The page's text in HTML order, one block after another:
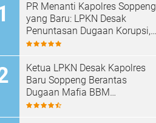
PR Menanti Kapolres Soppeng
yang Baru: LPKN Desak
Penuntasan Dugaan Korupsi,
Rokok Ilegal hingga Tambang
Ketua LPKN Desak Kapolres
Baru Soppeng Berantas
Dugaan Mafia BBM
Bersubsidi, Penimbun Solar